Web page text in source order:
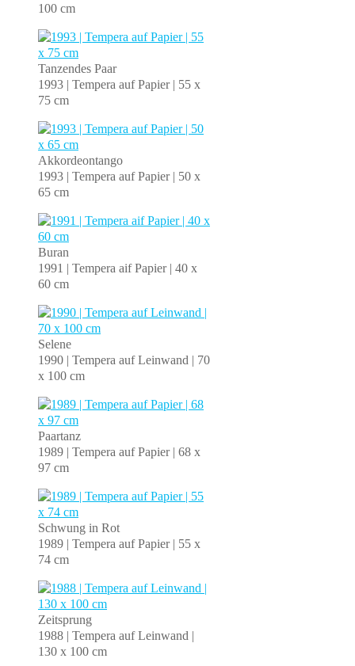
100 cm
Tanzendes Paar
1993 | Tempera auf Papier | 55 x
75 cm
Akkordeontango
1993 | Tempera auf Papier | 50 x
65 cm
Buran
1991 | Tempera aif Papier | 40 x
60 cm
Selene
1990 | Tempera auf Leinwand | 70
x 100 cm
Paartanz
1989 | Tempera auf Papier | 68 x
97 cm
Schwung in Rot
1989 | Tempera auf Papier | 55 x
74 cm
Zeitsprung
1988 | Tempera auf Leinwand |
130 x 100 cm